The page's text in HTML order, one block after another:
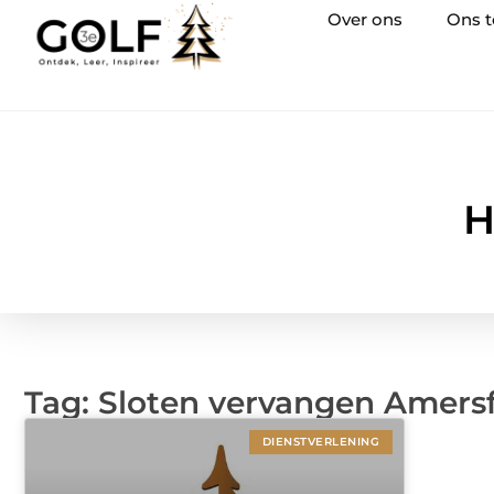
Over ons Ons
Tag: Sloten vervangen
DIENSTVERLENING